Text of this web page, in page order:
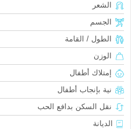
الشعر
الجسم
الطول / القامة
الوزن
إمتلاك أطفال
نية بإنجاب أطفال
نقل السكن بدافع الحب
الديانة